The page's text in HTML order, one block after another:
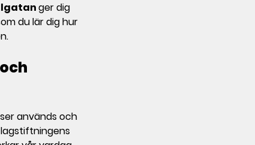
ger dig
du lär dig hur
används och